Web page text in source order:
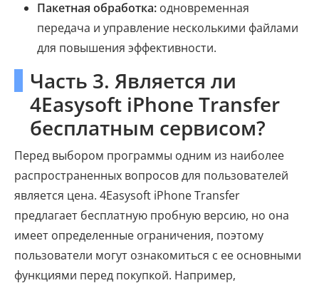
Пакетная обработка: одновременная
передача и управление несколькими файлами
для повышения эффективности.
Часть 3. Является ли
4Easysoft iPhone Transfer
бесплатным сервисом?
Перед выбором программы одним из наиболее
распространенных вопросов для пользователей
является цена. 4Easysoft iPhone Transfer
предлагает бесплатную пробную версию, но она
имеет определенные ограничения, поэтому
пользователи могут ознакомиться с ее основными
функциями перед покупкой. Например,